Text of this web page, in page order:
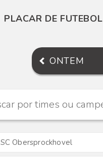
PLACAR DE FUTEBOL
ONTEM
SC Obersprockhovel